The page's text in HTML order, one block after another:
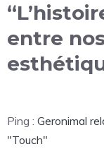
entre
Ping : Geronimal
"Touch"